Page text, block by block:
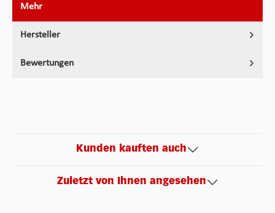
Mehr
Hersteller
Bewertungen
Kunden kauften auch
Zuletzt von Ihnen angesehen